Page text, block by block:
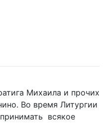
Михаила и прочих
Во время Литургии
всякое